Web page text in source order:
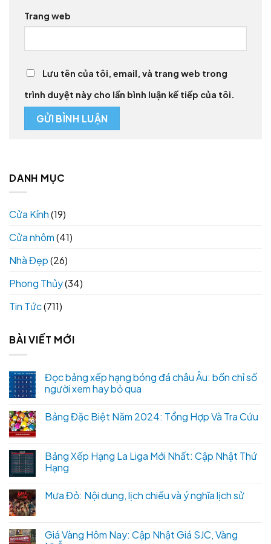
Trang web
Lưu tên của tôi, email, và trang web trong
trình duyệt này cho lần bình luận kế tiếp của tôi.
DANH MỤC
Cửa Kính(19)
Cửa nhôm(41)
Nhà Đẹp(26)
Phong Thủy(34)
Tin Tức(711)
BÀI VIẾT MỚI
Đọc bảng xếp hạng bóng đá châu Âu: bốn chỉ số
người xem hay bỏ qua
Bảng Đặc Biệt Năm 2024: Tổng Hợp Và Tra Cứu
Bảng Xếp Hạng La Liga Mới Nhất: Cập Nhật Thứ
Hạng
Mưa Đỏ: Nội dung, lịch chiếu và ý nghĩa lịch sử
Giá Vàng Hôm Nay: Cập Nhật Giá SJC, Vàng